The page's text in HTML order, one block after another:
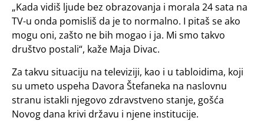
„Kada vidiš ljude bez obrazovanja i morala 24 sata na
TV-u onda pomisliš da je to normalno. I pitaš se ako
mogu oni, zašto ne bih mogao i ja. Mi smo takvo
društvo postali“, kaže Maja Divac.
Za takvu situaciju na televiziji, kao i u tabloidima, koji
su umeto uspeha Davora Štefaneka na naslovnu
stranu istakli njegovo zdravstveno stanje, gošća
Novog dana krivi državu i njene institucije.